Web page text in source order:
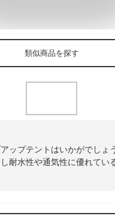
類似商品を探す
ップテントはいかがでしょ
耐水性や通気性に優れてい